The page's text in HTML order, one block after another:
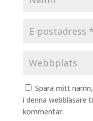
Spara mitt
i denna webbläsare
kommentar.